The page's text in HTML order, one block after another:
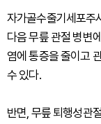
자가골수줄기세포주
다음 무릎 관절 병변
염에 통증을 줄이고
수 있다.
반면, 무릎 퇴행성관